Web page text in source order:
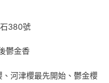
380號
鬱金香
河津櫻最先開始、鬱金櫻